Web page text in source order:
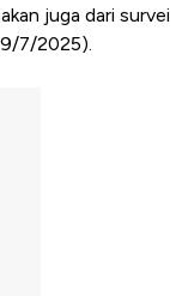
juga dari survei
7/2025).